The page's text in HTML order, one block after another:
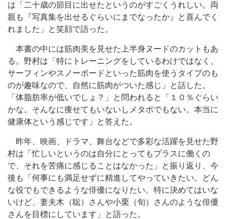
は「二十歳の節目に出せたというのがすごくうれしい。両
親も『写真集を出せるぐらいにまでなったか』と喜んでく
れました」と笑顔で語った。
本書の中には筋肉美を見せた上半身ヌードのカットもあ
る。野村は「特にトレーニングをしているわけではなく、
サーフィンやスノーボードといった筋肉を使うタイプのも
のが趣味なので、自然に筋肉がついた感じ」と話した。
「体脂肪率が低いでしょ？」と問われると「１０％ぐらい
かな。そんなに痩せてもいないしメタボでもない。本当に
健康体という感じです」と答えた。
昨年、映画、ドラマ、舞台などで多彩な活躍を見せた野
村は「忙しいというのは自分にとってもプラスに働くの
で、それを苦痛に感じることはなかった」と振り返り、今
後も「何事にも満足せずに精進してやっていきたい。どん
な役でもできるような俳優になりたい。特に決めてはいな
いけど、妻夫木（聡）さんや小栗（旬）さんのような俳優
さんを目標にしています」と語った。